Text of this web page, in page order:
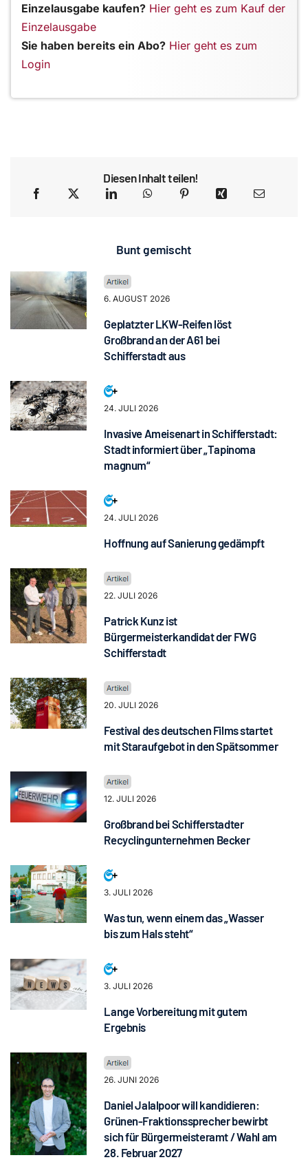
Einzelausgabe kaufen? Hier geht es zum Kauf der
Einzelausgabe
Sie haben bereits ein Abo? Hier geht es zum
Login
Diesen Inhalt teilen!
Bunt gemischt
6. AUGUST 2026
Geplatzter LKW-Reifen löst
Großbrand an der A61 bei
Schifferstadt aus
24. JULI 2026
Invasive Ameisenart in Schifferstadt:
Stadt informiert über „Tapinoma
magnum“
24. JULI 2026
Hoffnung auf Sanierung gedämpft
22. JULI 2026
Patrick Kunz ist
Bürgermeisterkandidat der FWG
Schifferstadt
20. JULI 2026
Festival des deutschen Films startet
mit Staraufgebot in den Spätsommer
12. JULI 2026
Großbrand bei Schifferstadter
Recyclingunternehmen Becker
3. JULI 2026
Was tun, wenn einem das „Wasser
bis zum Hals steht“
3. JULI 2026
Lange Vorbereitung mit gutem
Ergebnis
26. JUNI 2026
Daniel Jalalpoor will kandidieren:
Grünen-Fraktionssprecher bewirbt
sich für Bürgermeisteramt / Wahl am
28. Februar 2027